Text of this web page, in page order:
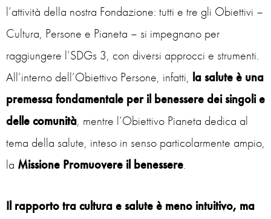
l’attività della nostra Fondazione: tutti e tre gli Obiettivi –
Cultura, Persone e Pianeta – si impegnano per
raggiungere l’SDGs 3, con diversi approcci e strumenti.
All’interno dell’Obiettivo Persone, infatti, la salute è una
premessa fondamentale per il benessere dei singoli e
delle comunità, mentre l’Obiettivo Pianeta dedica al
tema della salute, inteso in senso particolarmente ampio,
la Missione Promuovere il benessere.
Il rapporto tra cultura e salute è meno intuitivo, ma